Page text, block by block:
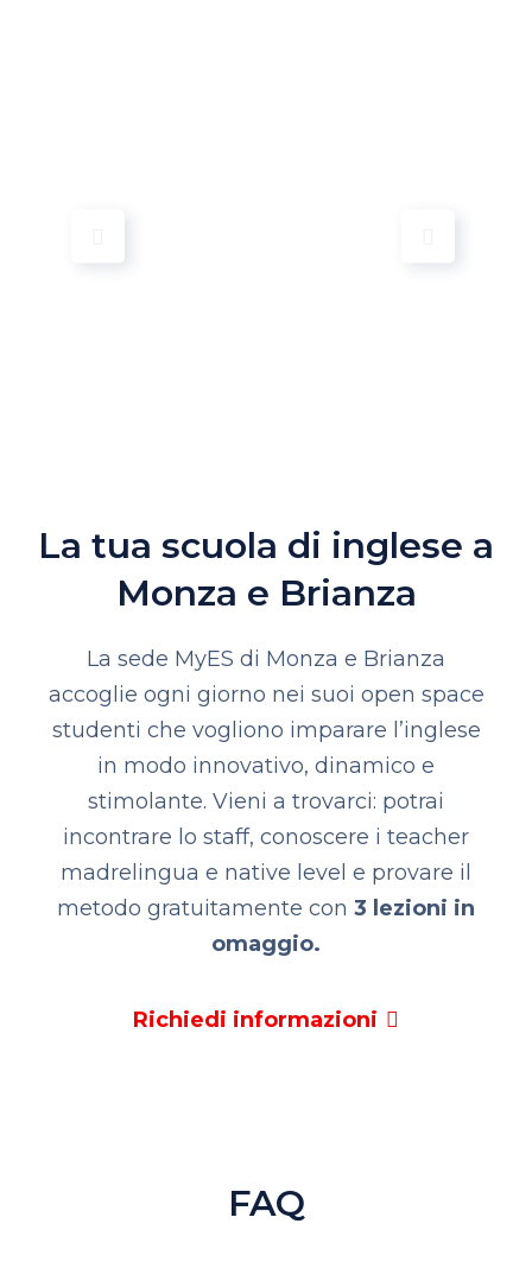
La tua scuola di inglese a
Monza e Brianza
La sede MyES di Monza e Brianza
accoglie ogni giorno nei suoi open space
studenti che vogliono imparare l’inglese
in modo innovativo, dinamico e
stimolante. Vieni a trovarci: potrai
incontrare lo staff, conoscere i teacher
madrelingua e native level e provare il
metodo gratuitamente con 3 lezioni in
omaggio.
Richiedi informazioni
FAQ